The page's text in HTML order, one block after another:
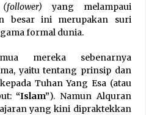
(follower) yang melampaui
besar ini merupakan suri
formal dunia.
mereka sebenarnya
yaitu tentang prinsip dan
kepada Tuhan Yang Esa (atau
“Islam”). Namun Alquran
yang kini dipraktekkan